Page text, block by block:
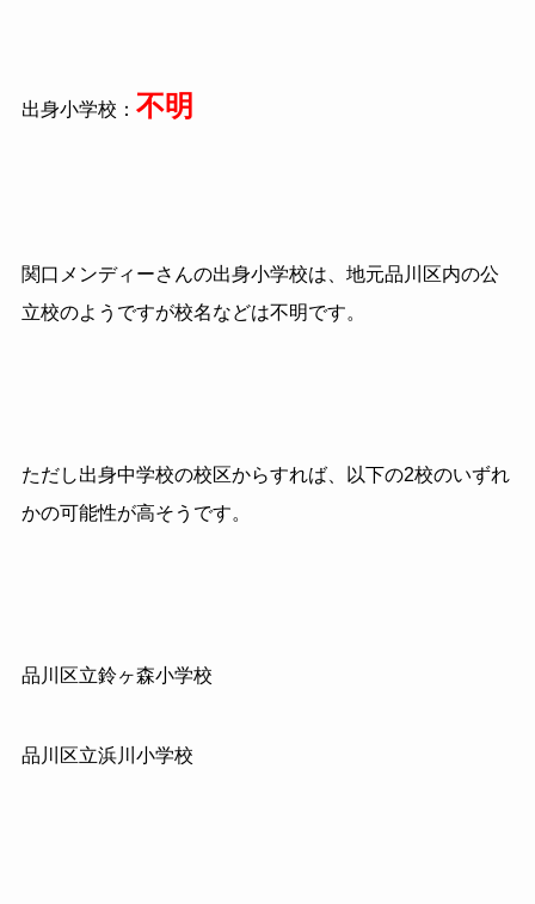
出身小学校： 不明
関口メンディーさんの出身小学校は、地元品川区内の公
立校のようですが校名などは不明です。
ただし出身中学校の校区からすれば、以下の2校のいずれ
かの可能性が高そうです。
品川区立鈴ヶ森小学校
品川区立浜川小学校